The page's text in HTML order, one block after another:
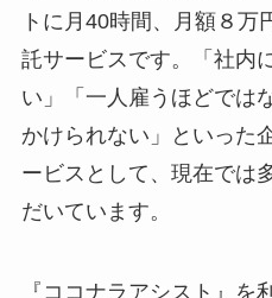
トに月40時間、月額８
託サービスです。「社内
い」「一人雇うほどでは
かけられない」といった
ービスとして、現在では
だいています。
『ココナラアシスト』を